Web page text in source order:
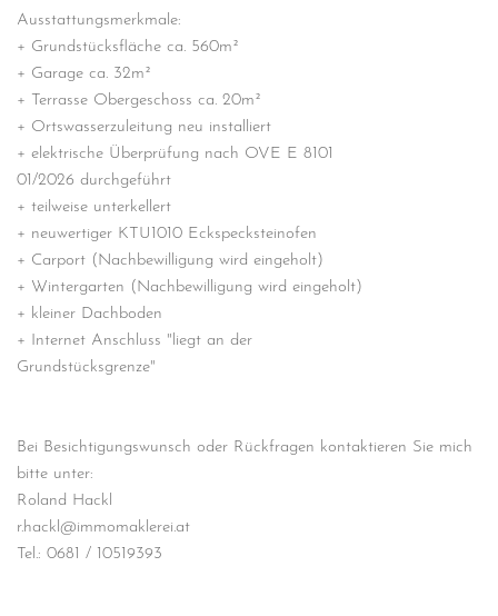
Ausstattungsmerkmale:
+ Grundstücksfläche ca. 560m²
+ Garage ca. 32m²
+ Terrasse Obergeschoss ca. 20m²
+ Ortswasserzuleitung neu installiert
+ elektrische Überprüfung nach OVE E 8101
01/2026 durchgeführt
+ teilweise unterkellert
+ neuwertiger KTU1010 Eckspecksteinofen
+ Carport (Nachbewilligung wird eingeholt)
+ Wintergarten (Nachbewilligung wird eingeholt)
+ kleiner Dachboden
+ Internet Anschluss "liegt an der
Grundstücksgrenze"
Bei Besichtigungswunsch oder Rückfragen kontaktieren Sie mich
bitte unter:
Roland Hackl
r.hackl@immomaklerei.at
Tel.: 0681 / 10519393